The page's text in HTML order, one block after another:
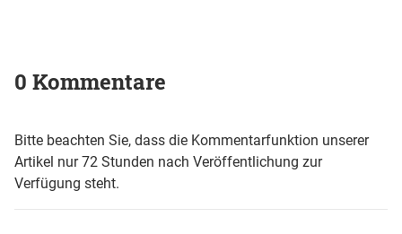
0 Kommentare
Bitte beachten Sie, dass die Kommentarfunktion unserer
Artikel nur 72 Stunden nach Veröffentlichung zur
Verfügung steht.